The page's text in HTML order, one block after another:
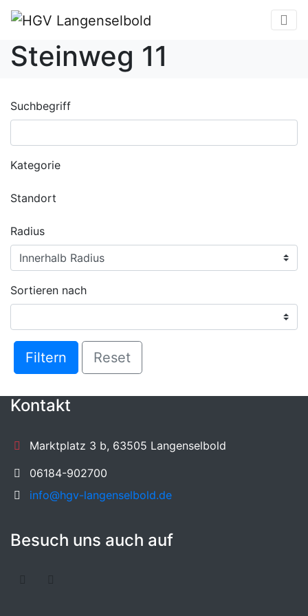
Steinweg 11
Suchbegriff
Kategorie
Standort
Radius
Sortieren nach
Filtern Reset
Kontakt
Marktplatz 3 b, 63505 Langenselbold
06184-902700
info@hgv-langenselbold.de
Besuch uns auch auf